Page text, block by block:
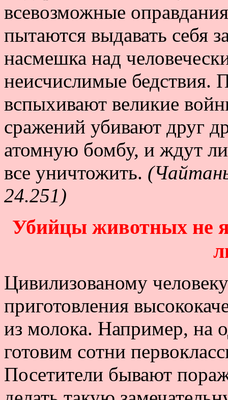
всевозможные
пытаются выдавать себя
насмешка над
неисчислимые бедствия.
вспыхивают великие
сражений убивают друг
атомную бомбу, и ждут
все уничтожить.
24.251)
Убийцы животных не
Цивилизованому
приготовления
из молока. Например, на
готовим сотни
Посетители бывают